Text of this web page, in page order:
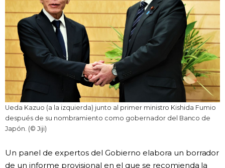
Ueda Kazuo (a la izquierda) junto al primer ministro Kishida Fumio
después de su nombramiento como gobernador del Banco de
Japón. (© Jiji)
Un panel de expertos del Gobierno elabora un borrador
de un informe provisional en el que se recomienda la